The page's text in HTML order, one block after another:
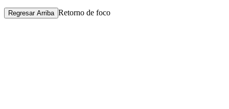
Regresar Arriba Retorno de foco